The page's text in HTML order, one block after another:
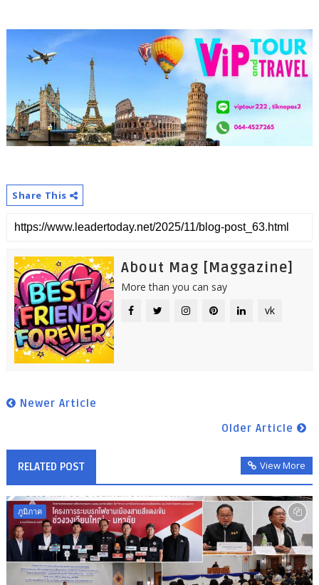
Share This
About Mag [Maggazine]
More than you can say
vk
Newer Article
Older Article
RELATED POST View More
ภูมิภาค